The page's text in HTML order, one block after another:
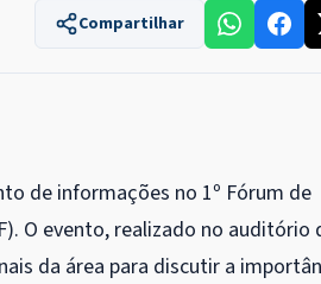
Compartilhar
de informações no 1º Fórum de
O evento, realizado no auditório
da área para discutir a